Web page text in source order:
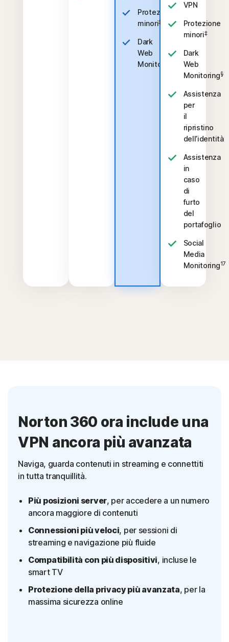
Protezione
minori‡
Dark
Web
Monitoring
VPN
Protezione
minori‡
Dark
Web
Monitoring§
Assistenza
per
il
ripristino
dell’identità
Assistenza
in
caso
di
furto
del
portafoglio
Social
Media
Monitoring17
Norton 360 ora include una
VPN ancora più avanzata
Naviga, guarda contenuti in streaming e connettiti
in tutta tranquillità.
Più posizioni server, per accedere a un numero
ancora maggiore di contenuti
Connessioni più veloci, per sessioni di
streaming e navigazione più fluide
Compatibilità con più dispositivi, incluse le
smart TV
Protezione della privacy più avanzata, per la
massima sicurezza online